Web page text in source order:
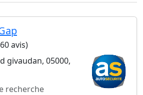
avis)
givaudan, 05000,
recherche